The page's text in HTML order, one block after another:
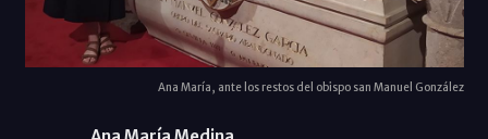
Ana María, ante los restos del obispo san Manuel González